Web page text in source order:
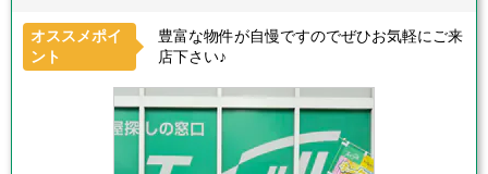
オススメポイ
ント
豊富な物件が自慢ですのでぜひお気軽にご来
店下さい♪